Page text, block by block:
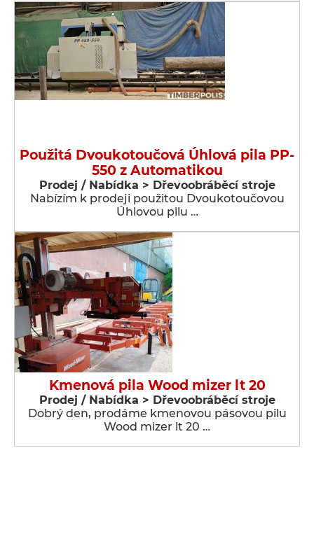
Použitá Dvoukotoučová Úhlová pila PP-
550 z Automatikou
Prodej / Nabídka > Dřevoobráběcí stroje
Nabízím k prodeji použitou Dvoukotoučovou
Úhlovou pilu …
Kmenová pila Wood mizer lt 20
Prodej / Nabídka > Dřevoobráběcí stroje
Dobrý den, prodáme kmenovou pásovou pilu
Wood mizer lt 20 …